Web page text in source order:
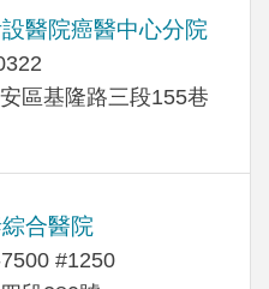
醫院癌醫中心分院
區基隆路三段155巷
合醫院
#1250